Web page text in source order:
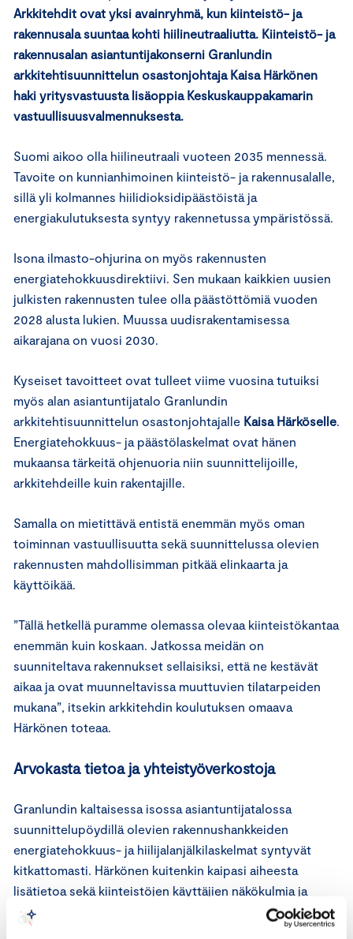
Arkkitehdit ovat yksi avainryhmä, kun kiinteistö- ja
rakennusala suuntaa kohti hiilineutraaliutta. Kiinteistö- ja
rakennusalan asiantuntijakonserni Granlundin
arkkitehtisuunnittelun osastonjohtaja Kaisa Härkönen
haki yritysvastuusta lisäoppia Keskuskauppakamarin
vastuullisuusvalmennuksesta.
Suomi aikoo olla hiilineutraali vuoteen 2035 mennessä.
Tavoite on kunnianhimoinen kiinteistö- ja rakennusalalle,
sillä yli kolmannes hiilidioksidipäästöistä ja
energiakulutuksesta syntyy rakennetussa ympäristössä.
Isona ilmasto-ohjurina on myös rakennusten
energiatehokkuusdirektiivi. Sen mukaan kaikkien uusien
julkisten rakennusten tulee olla päästöttömiä vuoden
2028 alusta lukien. Muussa uudisrakentamisessa
aikarajana on vuosi 2030.
Kyseiset tavoitteet ovat tulleet viime vuosina tutuiksi
myös alan asiantuntijatalo Granlundin
arkkitehtisuunnittelun osastonjohtajalle Kaisa Härköselle.
Energiatehokkuus- ja päästölaskelmat ovat hänen
mukaansa tärkeitä ohjenuoria niin suunnittelijoille,
arkkitehdeille kuin rakentajille.
Samalla on mietittävä entistä enemmän myös oman
toiminnan vastuullisuutta sekä suunnittelussa olevien
rakennusten mahdollisimman pitkää elinkaarta ja
käyttöikää.
”Tällä hetkellä puramme olemassa olevaa kiinteistökantaa
enemmän kuin koskaan. Jatkossa meidän on
suunniteltava rakennukset sellaisiksi, että ne kestävät
aikaa ja ovat muunneltavissa muuttuvien tilatarpeiden
mukana”, itsekin arkkitehdin koulutuksen omaava
Härkönen toteaa.
Arvokasta tietoa ja yhteistyöverkostoja
Granlundin kaltaisessa isossa asiantuntijatalossa
suunnittelupöydillä olevien rakennushankkeiden
energiatehokkuus- ja hiilijalanjälkilaskelmat syntyvät
kitkattomasti. Härkönen kuitenkin kaipasi aiheesta
lisätietoa sekä kiinteistöjen käyttäjien näkökulmia ja
tulevaisuuden tarpeita.